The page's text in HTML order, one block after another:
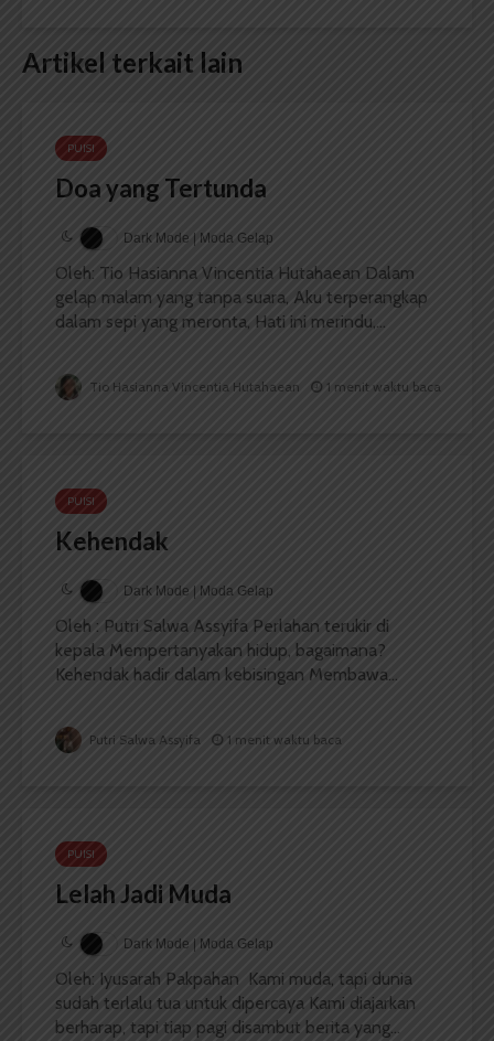
Artikel terkait lain
PUISI
Doa yang Tertunda
Dark Mode | Moda Gelap
Oleh: Tio Hasianna Vincentia Hutahaean Dalam
gelap malam yang tanpa suara, Aku terperangkap
dalam sepi yang meronta, Hati ini merindu,...
Tio Hasianna Vincentia Hutahaean 1 menit waktu baca
PUISI
Kehendak
Dark Mode | Moda Gelap
Oleh : Putri Salwa Assyifa Perlahan terukir di
kepala Mempertanyakan hidup, bagaimana?
Kehendak hadir dalam kebisingan Membawa...
Putri Salwa Assyifa 1 menit waktu baca
PUISI
Lelah Jadi Muda
Dark Mode | Moda Gelap
Oleh: Iyusarah Pakpahan Kami muda, tapi dunia
sudah terlalu tua untuk dipercaya Kami diajarkan
berharap, tapi tiap pagi disambut berita yang...